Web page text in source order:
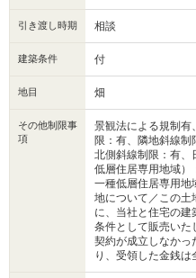
引き渡し時期 相談
建築条件 付
地目 畑
その他制限事
項
景観法による規制有
限：有、隣地斜線制
北側斜線制限：有、
低層住居専用地域）
一種低層住居専用
地について／この土
に、当社と住宅の建
条件として販売いた
契約が成立しなかっ
り、受領した金銭は